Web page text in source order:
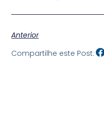
Anterior
Compartilhe este Post: